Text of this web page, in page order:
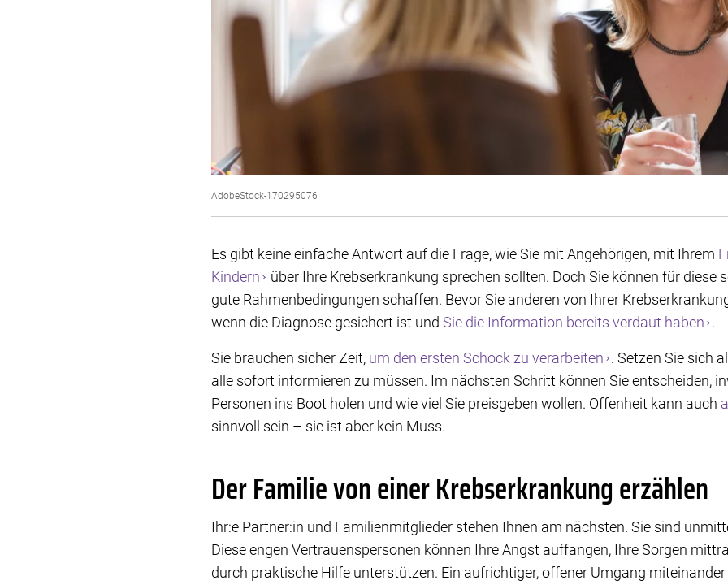
AdobeStock-170295076
Es gibt keine einfache Antwort auf die Frage, wie Sie mit Angehörigen, mit Ihrem
Kindern
über Ihre Krebserkrankung sprechen sollten. Doch Sie können für diese
gute Rahmenbedingungen schaffen. Bevor Sie anderen von Ihrer
wenn die Diagnose gesichert ist und Sie die Information bereits verdaut haben .
Sie brauchen sicher Zeit, um den ersten Schock zu verarbeiten . Setzen Sie sich
alle sofort informieren zu müssen. Im nächsten Schritt können Sie entscheiden,
Personen ins Boot holen und wie viel Sie preisgeben wollen. Offenheit kann auch
sinnvoll sein – sie ist aber kein Muss.
Der Familie von einer Krebserkrankung erzählen
Ihr:e Partner:in und Familienmitglieder stehen Ihnen am nächsten. Sie sind
Diese engen Vertrauenspersonen können Ihre Angst auffangen, Ihre Sorgen
durch praktische Hilfe unterstützen. Ein aufrichtiger, offener Umgang